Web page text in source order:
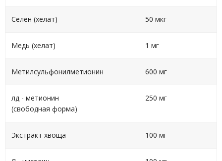
Селен (хелат) 50 мкг
Медь (хелат) 1 мг
Метилсульфонилметионин 600 мг
лд - метионин
(свободная форма)
250 мг
Экстракт хвоща 100 мг